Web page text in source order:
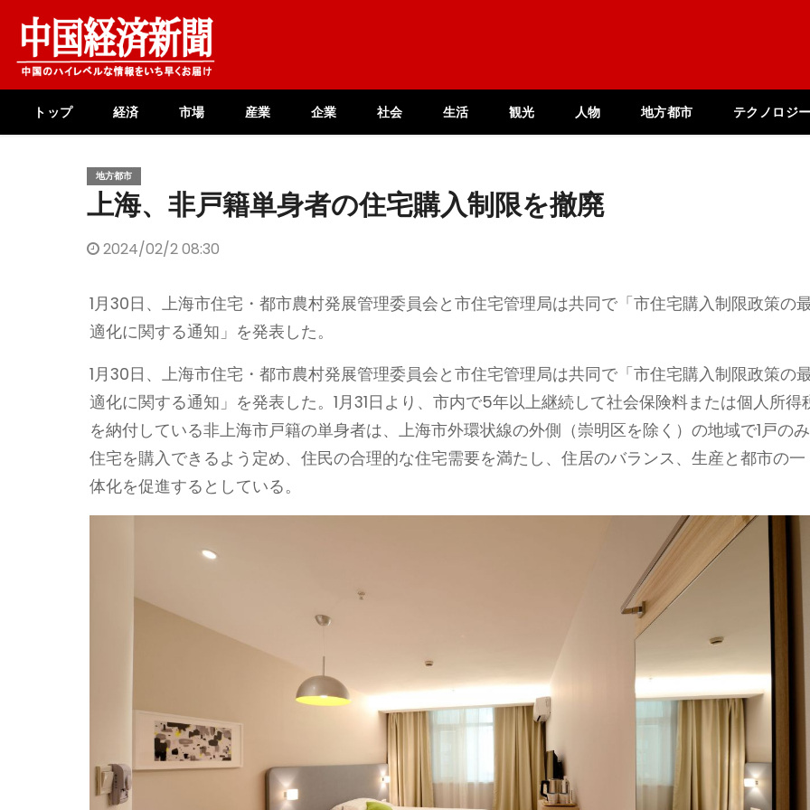
content
トップ 経済 市場 産業 企業 社会 生活 観光 人物 地方都市 テクノロジ
地方都市
上海、非戸籍単身者の住宅購入制限を撤廃
2024/02/2 08:30
1月30日、上海市住宅・都市農村発展管理委員会と市住宅管理局は共同で「市住宅購入制限政策の
適化に関する通知」を発表した。
1月30日、上海市住宅・都市農村発展管理委員会と市住宅管理局は共同で「市住宅購入制限政策の
適化に関する通知」を発表した。1月31日より、市内で5年以上継続して社会保険料または個人所得
を納付している非上海市戸籍の単身者は、上海市外環状線の外側（崇明区を除く）の地域で1戸のみ
住宅を購入できるよう定め、住民の合理的な住宅需要を満たし、住居のバランス、生産と都市の一
体化を促進するとしている。